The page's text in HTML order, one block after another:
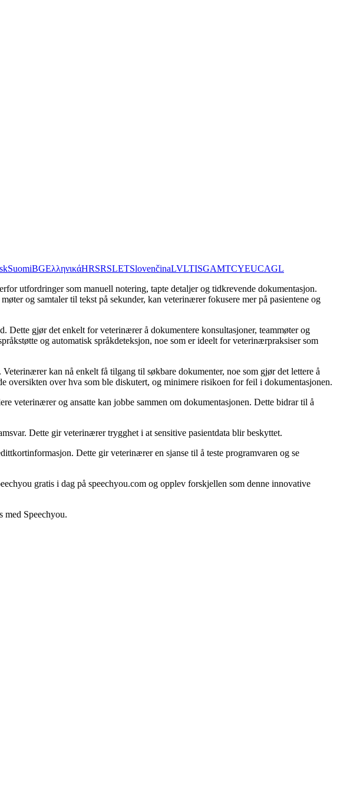
SuomiBGΕλληνικάHRSRSLETSlovenčinaLVLTISGAMTCYEUCAGL
utfordringer som manuell notering, tapte detaljer og tidkrevende dokumentasjon.
og samtaler til tekst på sekunder, kan veterinærer fokusere mer på pasientene og
Dette gjør det enkelt for veterinærer å dokumentere konsultasjoner, teammøter og
og automatisk språkdeteksjon, noe som er ideelt for veterinærpraksiser som
kan nå enkelt få tilgang til søkbare dokumenter, noe som gjør det lettere å
over hva som ble diskutert, og minimere risikoen for feil i dokumentasjonen.
veterinærer og ansatte kan jobbe sammen om dokumentasjonen. Dette bidrar til å
Dette gir veterinærer trygghet i at sensitive pasientdata blir beskyttet.
Dette gir veterinærer en sjanse til å teste programvaren og se
gratis i dag på speechyou.com og opplev forskjellen som denne innovative
med Speechyou.